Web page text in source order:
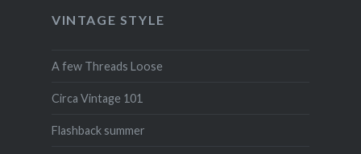
VINTAGE STYLE
A few Threads Loose
Circa Vintage 101
Flashback summer